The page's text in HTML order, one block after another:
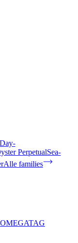
Day-
PerpetualSea-
Alle families
OMEGATAG